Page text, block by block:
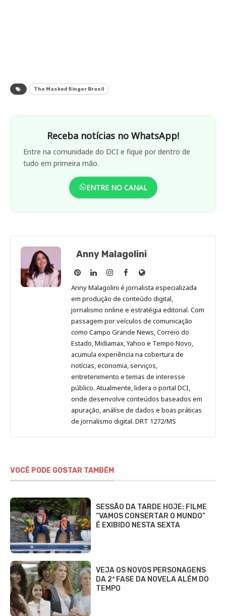
The Masked Singer Brasil
Receba notícias no WhatsApp!
Entre na comunidade do DCI e fique por dentro de
tudo em primeira mão.
ENTRE NO CANAL
Anny Malagolini
Anny
Malagolini
no
Pinterest
Anny
Malagolini
no
LinkedIn
Anny
Malagolini
no
Instagram
Anny
Malagolini
no
Facebook
Site
de
Anny
Malagolini
Anny Malagolini é jornalista especializada
em produção de conteúdo digital,
jornalismo online e estratégia editorial. Com
passagem por veículos de comunicação
como Campo Grande News, Correio do
Estado, Midiamax, Yahoo e Tempo Novo,
acumula experiência na cobertura de
notícias, economia, serviços,
entretenimento e temas de interesse
público. Atualmente, lidera o portal DCI,
onde desenvolve conteúdos baseados em
apuração, análise de dados e boas práticas
de jornalismo digital. DRT 1272/MS
VOCÊ PODE GOSTAR TAMBÉM
SESSÃO DA TARDE HOJE: FILME
“VAMOS CONSERTAR O MUNDO”
É EXIBIDO NESTA SEXTA
VEJA OS NOVOS PERSONAGENS
DA 2ª FASE DA NOVELA ALÉM DO
TEMPO